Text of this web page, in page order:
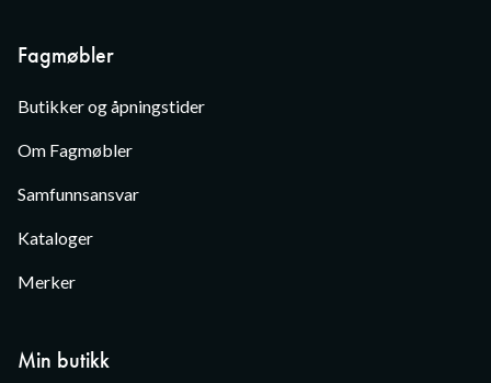
Fagmøbler
Butikker og åpningstider
Om Fagmøbler
Samfunnsansvar
Kataloger
Merker
Min butikk